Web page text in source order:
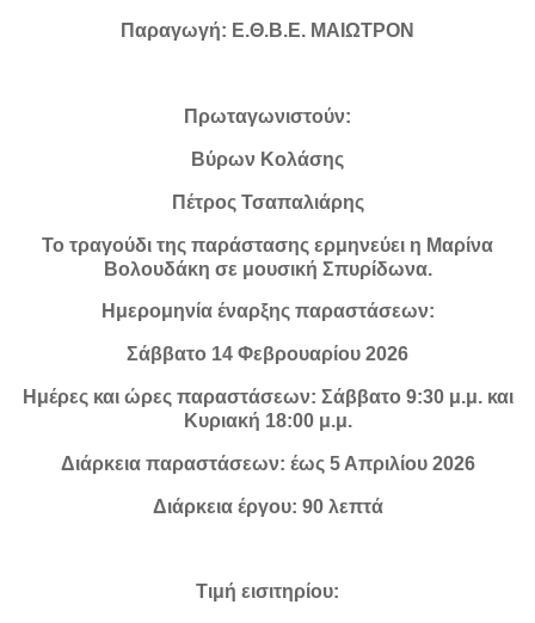
Παραγωγή: Ε.Θ.Β.Ε. ΜΑΙΩΤΡΟΝ
Πρωταγωνιστούν:
Βύρων Κολάσης
Πέτρος Τσαπαλιάρης
Το τραγούδι της παράστασης ερμηνεύει η Μαρίνα
Βολουδάκη σε μουσική Σπυρίδωνα.
Ημερομηνία έναρξης παραστάσεων:
Σάββατο 14 Φεβρουαρίου 2026
Ημέρες και ώρες παραστάσεων: Σάββατο 9:30 μ.μ. και
Κυριακή 18:00 μ.μ.
Διάρκεια παραστάσεων: έως 5 Απριλίου 2026
Διάρκεια έργου: 90 λεπτά
Τιμή εισιτηρίου: